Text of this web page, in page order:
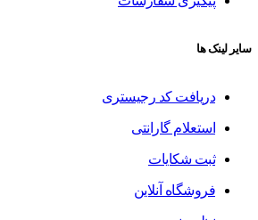
سایر لینک ها
دریافت کد رجیستری
استعلام گارانتی
ثبت شکایات
فروشگاه آنلاین